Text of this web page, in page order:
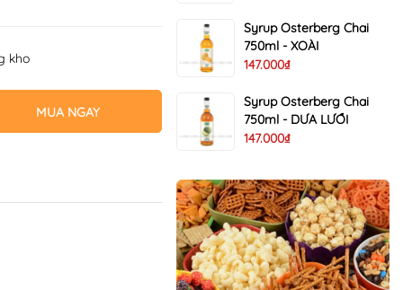
kho
MUA NGAY
Syrup Osterberg Chai
750ml - XOÀI
147.000₫
Syrup Osterberg Chai
750ml - DƯA LƯỚI
147.000₫